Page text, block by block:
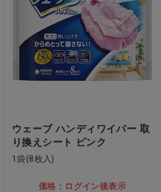
ウェーブ ハンディワイパー 取
り換えシート ピンク
1袋(8枚入)
価格：ログイン後表示